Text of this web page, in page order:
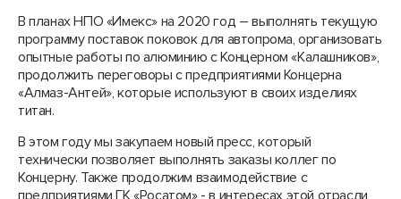
В планах НПО «Имекс» на 2020 год – выполнять текущую
программу поставок поковок для автопрома, организовать
опытные работы по алюминию с Концерном «Калашников»,
продолжить переговоры с предприятиями Концерна
«Алмаз-Антей», которые используют в своих изделиях
титан.
В этом году мы закупаем новый пресс, который
технически позволяет выполнять заказы коллег по
Концерну. Также продолжим взаимодействие с
предприятиями ГК «Росатом» - в интересах этой отрасли